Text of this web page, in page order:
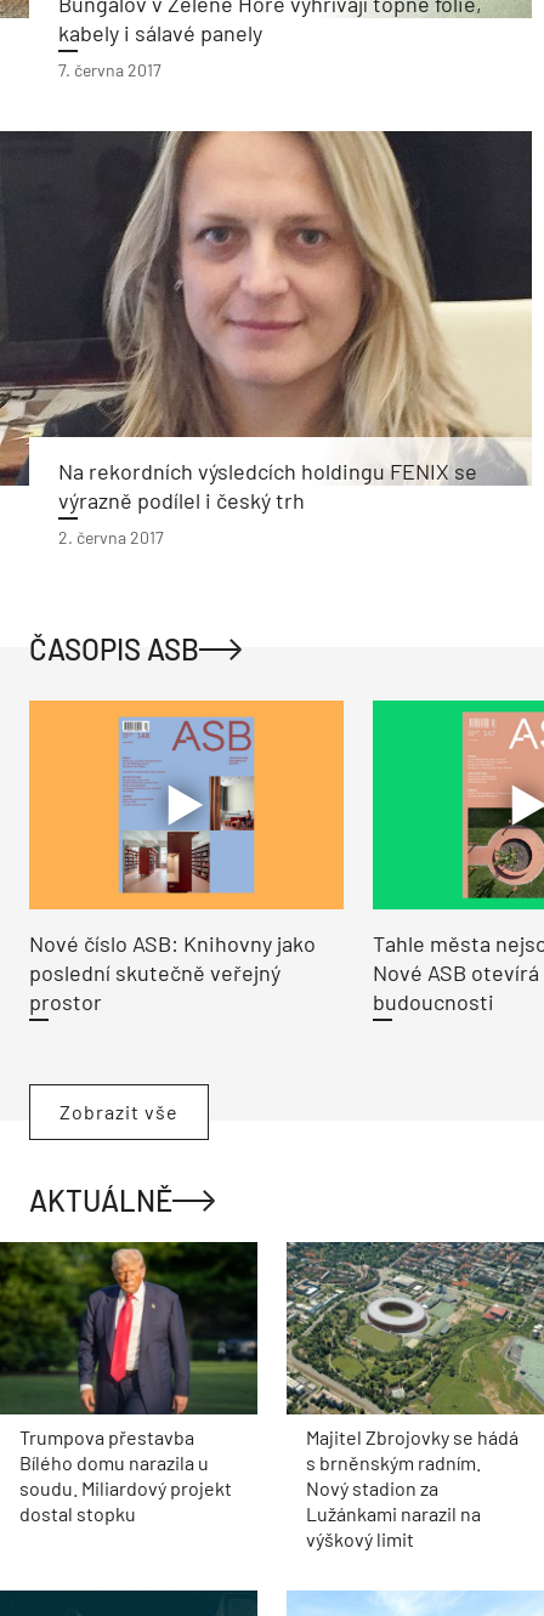
kabely i sálavé panely
7. června 2017
Na rekordních výsledcích holdingu FENIX se
výrazně podílel i český trh
2. června 2017
ČASOPIS ASB
Nové číslo ASB: Knihovny jako
poslední skutečně veřejný
prostor
Tahle města
Nové ASB
budoucnosti
Zobrazit vše
AKTUÁLNĚ
Trumpova přestavba
Bílého domu narazila u
soudu. Miliardový projekt
dostal stopku
Majitel Zbrojovky se hádá
s brněnským radním.
Nový stadion za
Lužánkami narazil na
výškový limit